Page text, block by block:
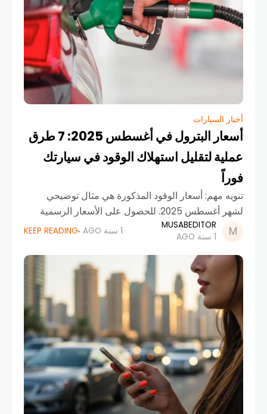
أخبار السيارات
أسعار البترول في أغسطس 2025: 7 طرق
عملية لتقليل استهلاك الوقود في سيارتك
فوراً
تنويه مهم: أسعار الوقود المذكورة هي مثال توضيحي
لشهر أغسطس 2025. للحصول على الأسعار الرسمية
والمحدثة شهرياً، يُنصح دائماً بمتابعة الإعلانات الصادرة عن
لجنة متابعة أسعار الوقود في الإمارات أو
MUSABEDITOR
1 سنة AGO
1 سنة AGO KEEP READING